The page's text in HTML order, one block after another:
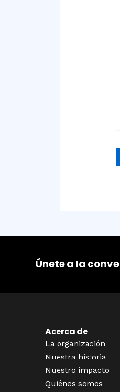
Únete a la
Acerca de
La organización
Nuestra historia
Nuestro impacto
Quiénes somos